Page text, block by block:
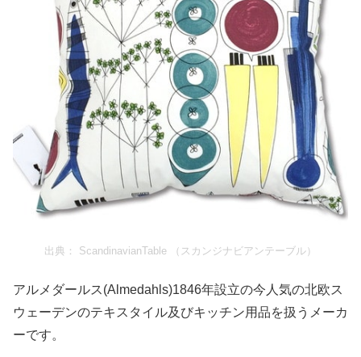
出典： ScandinavianTable （スカンジナビアンテーブル）
アルメダールス(Almedahls)1846年設立の今人気の北欧ス
ウェーデンのテキスタイル及びキッチン用品を扱うメーカ
ーです。